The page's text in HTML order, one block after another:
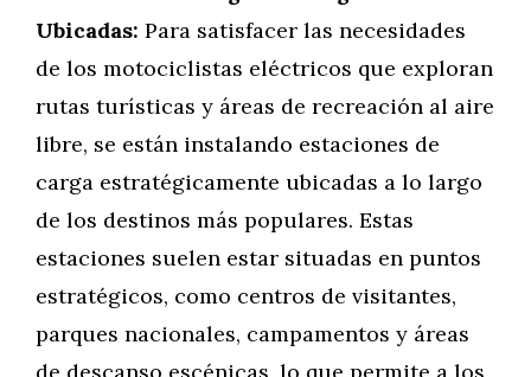
Ubicadas: Para satisfacer las necesidades
de los motociclistas eléctricos que exploran
rutas turísticas y áreas de recreación al aire
libre, se están instalando estaciones de
carga estratégicamente ubicadas a lo largo
de los destinos más populares. Estas
estaciones suelen estar situadas en puntos
estratégicos, como centros de visitantes,
parques nacionales, campamentos y áreas